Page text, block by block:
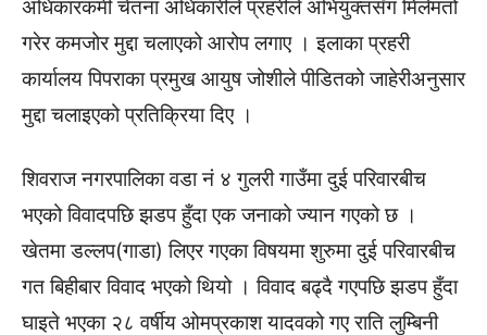
अधिकारकर्मी चेतना अधिकारीले प्रहरीले अभियुक्तसंँग मिलेमतो
गरेर कमजोर मुद्दा चलाएको आरोप लगाए । इलाका प्रहरी
कार्यालय पिपराका प्रमुख आयुष जोशीले पीडितको जाहेरीअनुसार
मुद्दा चलाइएको प्रतिक्रिया दिए ।
शिवराज नगरपालिका वडा नं ४ गुलरी गाउँमा दुई परिवारबीच
भएको विवादपछि झडप हुँदा एक जनाको ज्यान गएको छ ।
खेतमा डल्लप(गाडा) लिएर गएका विषयमा शुरुमा दुई परिवारबीच
गत बिहीबार विवाद भएको थियो । विवाद बढ्दै गएपछि झडप हुँदा
घाइते भएका २८ वर्षीय ओमप्रकाश यादवको गए राति लुम्बिनी